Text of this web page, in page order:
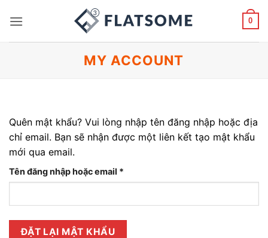
qua
0
MY ACCOUNT
Quên mật khẩu? Vui lòng nhập tên đăng nhập hoặc địa
chỉ email. Bạn sẽ nhận được một liên kết tạo mật khẩu
mới qua email.
Tên đăng nhập hoặc email *
buộc
ĐẶT LẠI MẬT KHẨU